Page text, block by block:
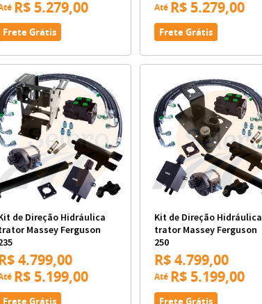
R$ 5.279,00
Frete Grátis
Até R$ 5.279,00
Frete Grátis
de Direção Hidráulica
Massey Ferguson
4.799,00
R$ 5.199,00
Frete Grátis
Kit de Direção Hidráulica
trator Massey Ferguson
250
R$ 4.799,00
Até R$ 5.199,00
Frete Grátis